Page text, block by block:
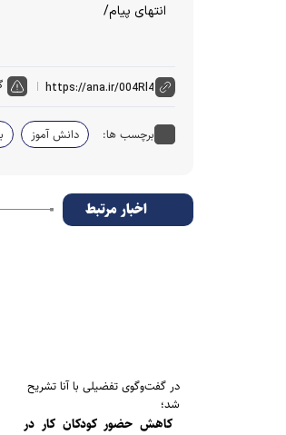
انتهای پیام/
برچسب ها: دانش آموز
اخبار مرتبط
در گفت‌وگوی تفضیلی با آنا تشریح
شد؛
کاهش حضور کودکان کار در